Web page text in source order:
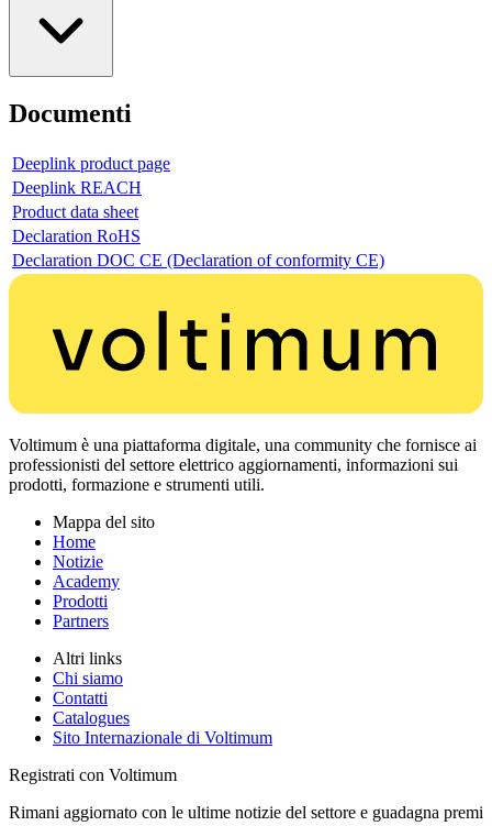
Documenti
Deeplink product page
Deeplink REACH
Product data sheet
Declaration RoHS
Declaration DOC CE (Declaration of conformity CE)
Voltimum è una piattaforma digitale, una community che fornisce ai
professionisti del settore elettrico aggiornamenti, informazioni sui
prodotti, formazione e strumenti utili.
Mappa del sito
Home
Notizie
Academy
Prodotti
Partners
Altri links
Chi siamo
Contatti
Catalogues
Sito Internazionale di Voltimum
Registrati con Voltimum
Rimani aggiornato con le ultime notizie del settore e guadagna premi